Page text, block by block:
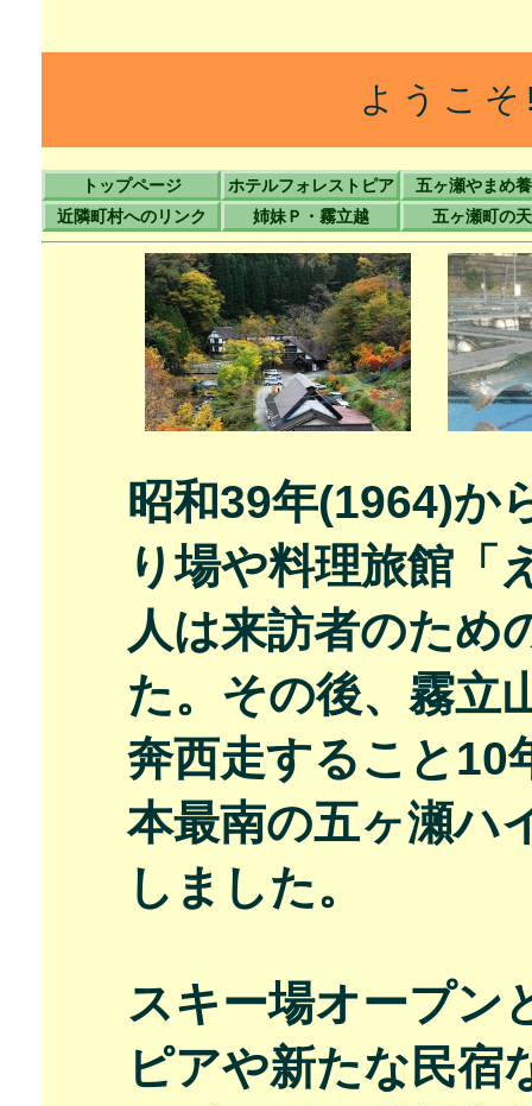
ようこ
トップページ ホテルフォレストピア
五ヶ瀬やまめ
近隣町村へのリンク
姉妹Ｐ・霧立越 五ヶ瀬町の
昭和39年(1964)か
り場や料理旅館「
人は来訪者のため
た。その後、霧立
奔西走すること10
本最南の五ヶ瀬ハ
しました。
スキー場オープン
ピアや新たな民宿